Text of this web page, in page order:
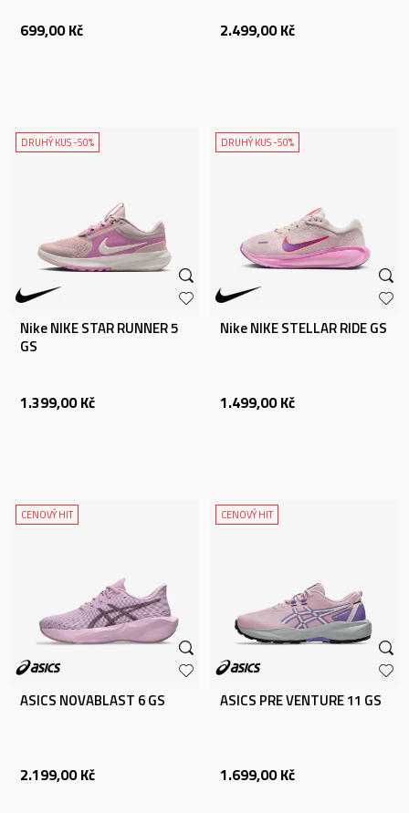
699,00 Kč 2.499,00 Kč
DRUHÝ KUS -50%
Nike NIKE STAR RUNNER 5
GS
1.399,00 Kč
DRUHÝ KUS -50%
Nike NIKE STELLAR RIDE GS
1.499,00 Kč
CENOVÝ HIT
ASICS NOVABLAST 6 GS
2.199,00 Kč
CENOVÝ HIT
ASICS PRE VENTURE 11 GS
1.699,00 Kč